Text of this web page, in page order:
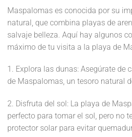
Maspalomas es conocida por su
natural, que combina playas de
salvaje belleza. Aquí hay algunos
máximo de tu visita a la playa de
1. Explora las dunas: Asegúrate de
de Maspalomas, un tesoro natural
2. Disfruta del sol: La playa de
perfecto para tomar el sol, pero no
protector solar para evitar